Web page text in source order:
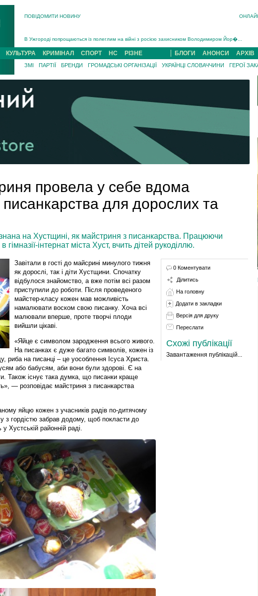
ПОВІДОМИТИ НОВИНУ
Інструктора районного ТЦК на Закарпатті судитимуть за обвинуваченням у катув...
В Ужгороді 5 серпня попрощаються із захисником Богданом Югасом, який два роки �...
Підтвердили загибель захисника із Нанкова на Хустщині Юліана Гербея (ФОТО)[/gree...
На війні з рф поліг військовий з Виноградова Ігнат Роздяловський (ФОТО)...
На Хустщині внаслідок ДТП за участі трьох авто постраждали 13 людей (ФОТО)...
Інструктора районного ТЦК на Закарпатті судитимуть за обвинувачен...
КУЛЬТУРА КРИМІНАЛ СПОРТ НС РІЗНЕ БЛОГИ АНОНСИ АРХІВ
ЗМІ ПАРТІЇ БРЕНДИ ГРОМАДСЬКІ ОРГАНІЗАЦІЇ УКРАЇНЦІ СЛОВАЧЧИНИ ГЕРОЇ
провела у себе вдома
писанкарства для дорослих та
на Хустщині, як майстриня з писанкарства. Працюючи
інтернат міста Хуст, вчить дітей рукоділлю.
Завітали в гості до майсрині минулого тижня
як дорослі, так і діти Хустщини. Спочатку
відбулося знайомство, а вже потім всі разом
приступили до роботи. Після проведеного
майстер-класу кожен мав можливість
намалювати воском свою писанку. Хоча всі
малювали вперше, проте творчі плоди
вийшли цікаві.
«Яйце є символом зародження всього живого.
На писанках є дуже багато символів, кожен із
риба на писанці – це уособлення Ісуса Христа.
або бабусям, аби вони були здорові. Є на
Також існує така думка, що писанки краще
— розповідає майстриня з писанкарства
яйцю кожен з учасників радів по-дитячому
з гордістю забрав додому, щоб покласти до
Хустській районній раді.
0 Коментувати
Ділитись
На головну
Додати в закладки
Версія для друку
Переслати
Схожі публікації
Завантаження публікацій...